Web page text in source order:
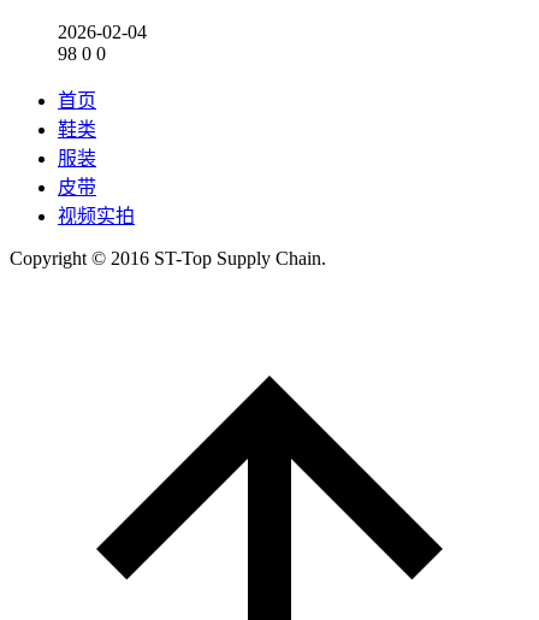
2026-02-04
98 0 0
首页
鞋类
服装
皮带
视频实拍
Copyright © 2016 ST-Top Supply Chain.